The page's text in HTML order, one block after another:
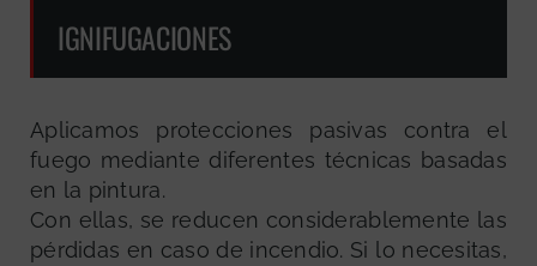
IGNIFUGACIONES
Aplicamos protecciones pasivas contra el
fuego mediante diferentes técnicas basadas
en la pintura.
Con ellas, se reducen considerablemente las
pérdidas en caso de incendio. Si lo necesitas,